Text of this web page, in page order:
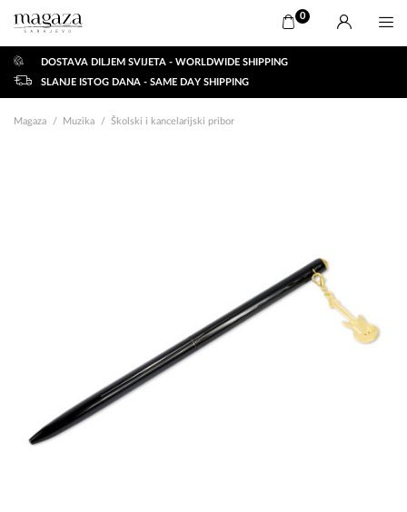
0
DOSTAVA DILJEM SVIJETA - WORLDWIDE SHIPPING
SLANJE ISTOG DANA - SAME DAY SHIPPING
Magaza Muzika Školski i kancelarijski pribor